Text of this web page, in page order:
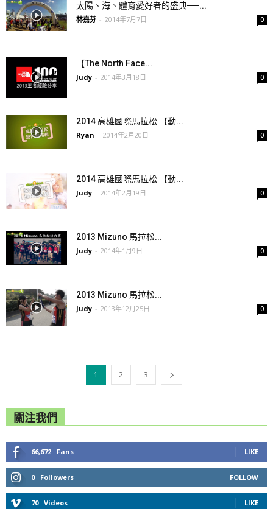
太陽、海、體育愛好者的盛典──...
林嘉芬 - 2014年7月7日 0
【The North Face...
Judy - 2014年3月18日 0
2014 高雄國際馬拉松 【動...
Ryan - 2014年2月20日 0
2014 高雄國際馬拉松 【動...
Judy - 2014年2月19日 0
2013 Mizuno 馬拉松...
Judy - 2014年1月9日 0
2013 Mizuno 馬拉松...
Judy - 2013年12月25日 0
1 2 3
關注我們
66,672 Fans LIKE
0 Followers FOLLOW
70 Videos LIKE